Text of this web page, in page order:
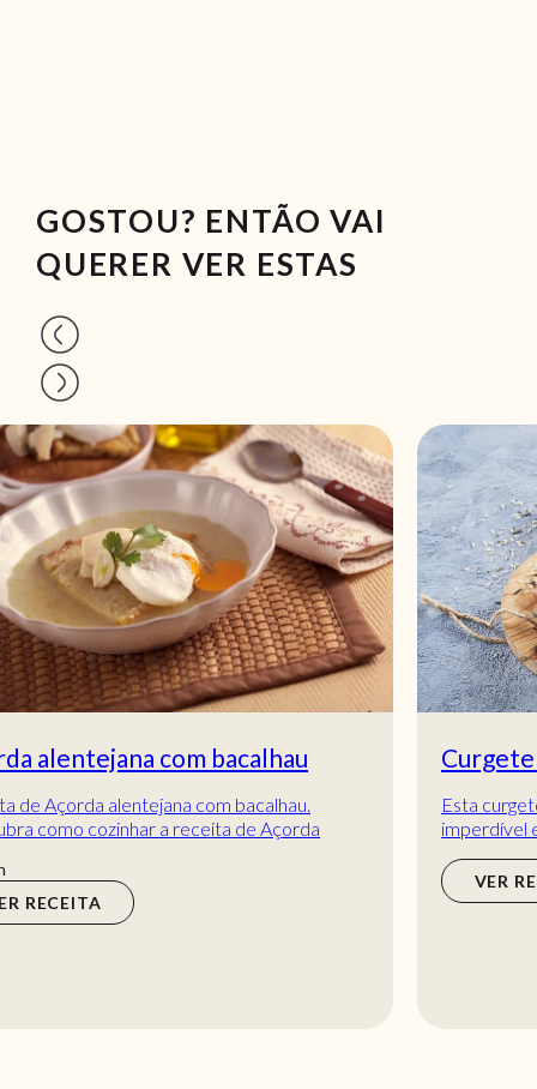
GOSTOU? ENTÃO VAI
QUERER VER ESTAS
Curgete recheada com arroz
Esta curgete recheada com arroz é uma receita
imperdível e super deliciosa, especialmente para
VER RECEITA